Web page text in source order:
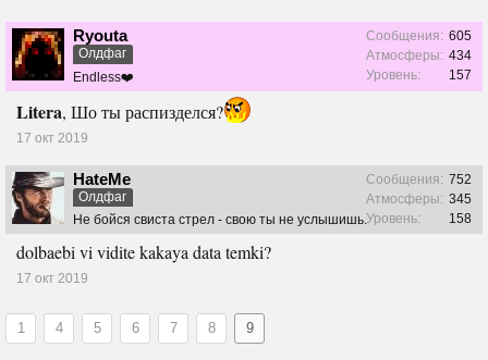
Ryouta
Олдфаг
Endless❤️
Сообщения: 605
Атмосферы: 434
Уровень:
157
Litera, Шо ты распизделся?
17 окт 2019
HateMe
Олдфаг
Не бойся свиста стрел - свою ты не услышишь.
Сообщения: 752
Атмосферы: 345
Уровень:
158
dolbaebi vi vidite kakaya data temki?
17 окт 2019
1 4 5 6 7 8 9